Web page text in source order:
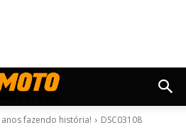
fazendo história! DSC03108